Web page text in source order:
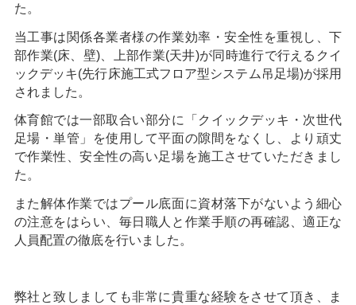
た。
当工事は関係各業者様の作業効率・安全性を重視し、下
部作業(床、壁)、上部作業(天井)が同時進行で行えるクイ
ックデッキ(先行床施工式フロア型システム吊足場)が採用
されました。
体育館では一部取合い部分に「クイックデッキ・次世代
足場・単管」を使用して平面の隙間をなくし、より頑丈
で作業性、安全性の高い足場を施工させていただきまし
た。
また解体作業ではプール底面に資材落下がないよう細心
の注意をはらい、毎日職人と作業手順の再確認、適正な
人員配置の徹底を行いました。
弊社と致しましても非常に貴重な経験をさせて頂き、ま